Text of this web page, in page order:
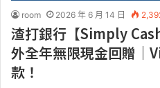
room 2026 年 6 月 14 日
渣打銀行【Simply
外全年無限現金回贈｜
款！